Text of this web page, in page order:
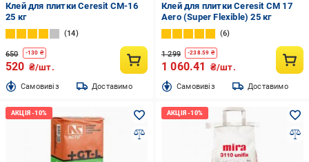
Клей для плитки Ceresit CM-16
25 кг
14
650 -130 ₴
520 ₴/шт.
Cамовивіз Доставимо
Клей для плитки Ceresit CM 17
Aero (Super Flexible) 25 кг
6
1 299 -238.59 ₴
1 060.41 ₴/шт.
Cамовивіз Доставимо